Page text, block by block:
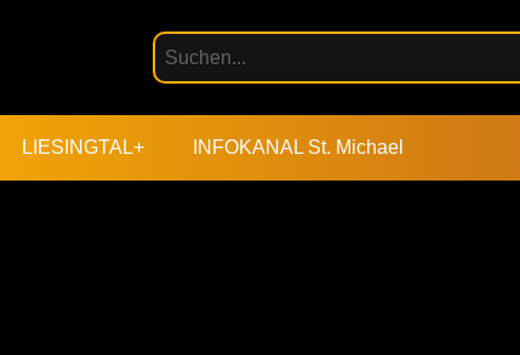
LIESINGTAL+ INFOKANAL St. Michael